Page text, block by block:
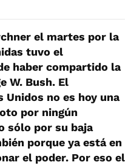
el martes por la
tuvo el
haber compartido la
W. Bush. El
Unidos no es hoy una
por ningún
sólo por su baja
porque ya está en
el poder. Por eso el